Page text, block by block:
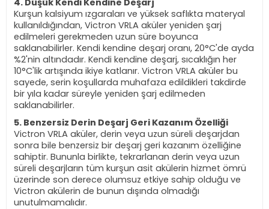
4. Düşük Kendi Kendine Deşarj
Kurşun kalsiyum ızgaraları ve yüksek saflıkta materyal
kullanıldığından, Victron VRLA aküler yeniden şarj
edilmeleri gerekmeden uzun süre boyunca
saklanabilirler. Kendi kendine deşarj oranı, 20°C'de ayda
%2'nin altındadır. Kendi kendine deşarj, sıcaklığın her
10°C'lik artışında ikiye katlanır. Victron VRLA aküler bu
sayede, serin koşullarda muhafaza edildikleri takdirde
bir yıla kadar süreyle yeniden şarj edilmeden
saklanabilirler.
5. Benzersiz Derin Deşarj Geri Kazanım Özelliği
Victron VRLA aküler, derin veya uzun süreli deşarjdan
sonra bile benzersiz bir deşarj geri kazanım özelliğine
sahiptir. Bununla birlikte, tekrarlanan derin veya uzun
süreli deşarjların tüm kurşun asit akülerin hizmet ömrü
üzerinde son derece olumsuz etkiye sahip olduğu ve
Victron akülerin de bunun dışında olmadığı
unutulmamalıdır.